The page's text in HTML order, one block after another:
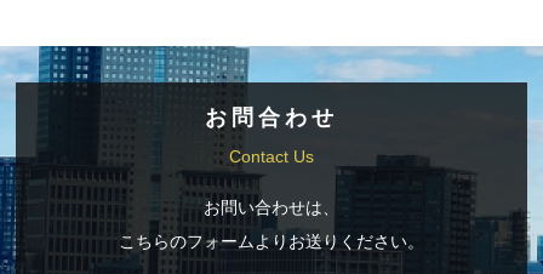
お問合わせ
Contact Us
お問い合わせは、
こちらのフォームよりお送りください。